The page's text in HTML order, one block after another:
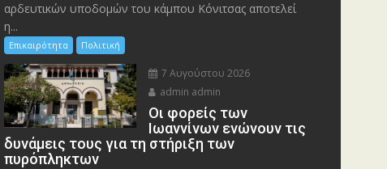
αρδευτικών υποδομών του κάμπου Κόνιτσας αποτελεί
η...
Επικαιρότητα Πολιτική
7 Αυγούστου 2026
admin admin
Οι φορείς των
Ιωαννίνων ενώνουν τις
δυνάμεις τους για τη στήριξη των
πυρόπληκτων